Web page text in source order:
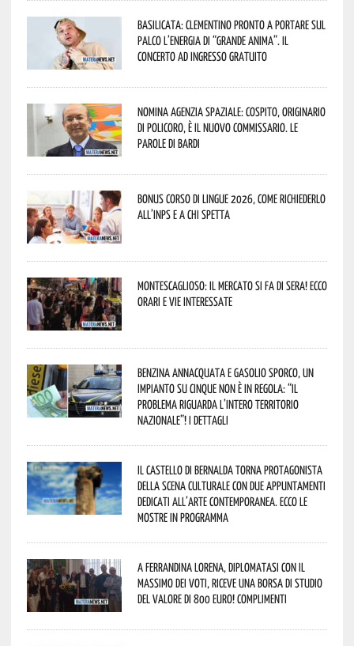
Basilicata: Clementino pronto a portare sul
palco l’energia di “Grande Anima”. Il
concerto ad ingresso gratuito
Nomina Agenzia Spaziale: Cospito, originario
di Policoro, è il nuovo commissario. Le
parole di Bardi
Bonus corso di lingue 2026, come richiederlo
all’INPS e a chi spetta
Montescaglioso: il mercato si fa di sera! Ecco
orari e vie interessate
Benzina annacquata e gasolio sporco, un
impianto su cinque non è in regola: “il
problema riguarda l’intero territorio
Nazionale”! I dettagli
Il Castello di Bernalda torna protagonista
della scena culturale con due appuntamenti
dedicati all’arte contemporanea. Ecco le
mostre in programma
A Ferrandina Lorena, diplomatasi con il
massimo dei voti, riceve una borsa di studio
del valore di 800 euro! Complimenti